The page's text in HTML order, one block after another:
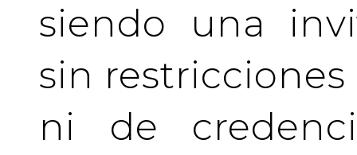
siendo una
sin
ni de